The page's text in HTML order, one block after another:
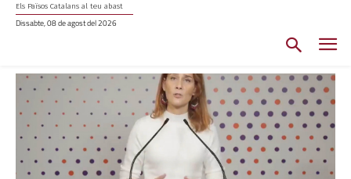
Els Països Catalans al teu abast
Dissabte, 08 de agost del 2026